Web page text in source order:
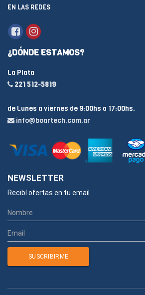
EN LAS REDES
¿DÓNDE ESTAMOS?
La Plata
221 512-5819
de Lunes a viernes de 9:00hs a 17:00hs.
info@boartech.com.ar
NEWSLETTER
Recibí ofertas en tu email